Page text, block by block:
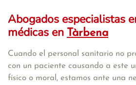
Abogados especialistas
médicas en Tàrbena
Cuando el personal sanitario no
con un paciente causando a este
físico o moral, estamos ante una